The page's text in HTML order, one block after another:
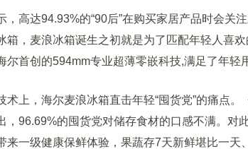
达94.93%的“90后”在购买家居产品时会关
箱，麦浪冰箱诞生之初就是为了匹配年轻人喜
尔首创的594mm专业超薄零嵌科技,满足了年轻
上，海尔麦浪冰箱直击年轻“囤货党”的痛点。
，96.69%的囤货党对储存食材的口感不满。对
来一级健康保鲜体验，果蔬存7天新鲜堪比一天